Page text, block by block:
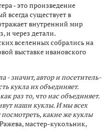
- это произведение
всегда существует в
внутренний мир
и через детали.
вселенных собрались на
выставке ивановского
- значит, автор и посетитель-
кукла их объединяет.
раз то, что нас объединяет.
наши куклы. И мы всех
какие же куклы
мастер-кукольник,